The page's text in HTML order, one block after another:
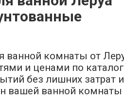
ванной комнаты от
и ценами по
без лишних затрат и
вашей ванной комнаты